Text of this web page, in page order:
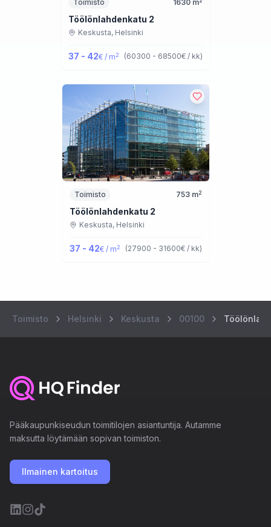
Toimisto 1630 m
Töölönlahdenkatu 2
Keskusta, Helsinki
37 - 42€ / m2 (60300 - 68500€ / kk)
Toimisto 753m2
Töölönlahdenkatu 2
Keskusta, Helsinki
37 - 42€ / m2 (27900 - 31600€ / kk)
Toimisto Helsinki Keskusta 00100
Pääkaupunkiseudun toimitilojen asiantuntija. Autamme
maksutta löytämään sopivan toimiston.
Ilmainen kartoitus